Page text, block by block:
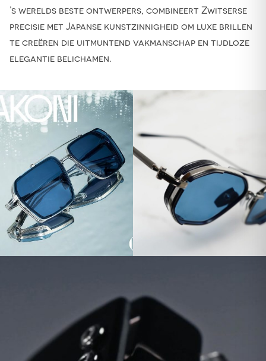
’s werelds beste ontwerpers, combineert Zwitserse
precisie met Japanse kunstzinnigheid om luxe brillen
te creëren die uitmuntend vakmanschap en tijdloze
elegantie belichamen.